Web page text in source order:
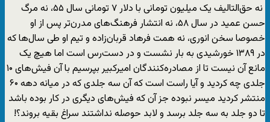
نه حق‌التالیف یک میلیون تومانی با دلار ۷ تومانی سال ۵۵، نه مرگ
حسن عمید در سال ۵۸، نه انتشار فرهنگ‌های مدرن‌تر پس از او
خصوصا سخن انوری، نه همت فرهاد قربان‌زاده و تیم او طی سال‌ها که
در ۱۳۸۹ خورشیدی به بار نشست و در دست‌رس است اما هیچ یک
مانع آن نیست تا از مصادره‌کنندگان امیرکبیر بپرسیم با آن فیش‌های ۱۰
جلدی چه کردید و آیا راست است که آن سه جلدی که در میانه دهه ۶۰
منتشر کردید میسر نبوده جز آن که فیش‌های دیگری در کار بوده باشد
تا دو جلد به سه جلد برسد و لابد حوصله نداشتند سراغ بقیه بروند؟!